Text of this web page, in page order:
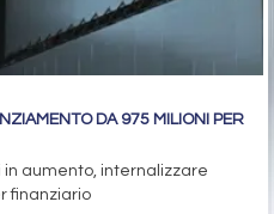
DA 975 MILIONI PER
in aumento, internalizzare
finanziario